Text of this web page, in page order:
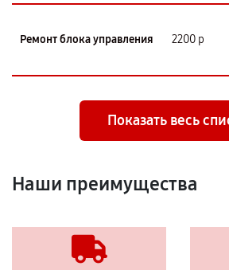
Ремонт блока управления 2200 р
Показать весь
Наши преимущества